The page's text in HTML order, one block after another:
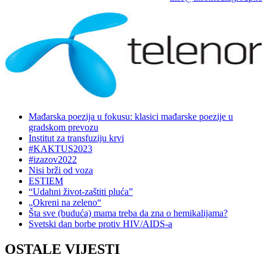
Mađarska poezija u fokusu: klasici mađarske poezije u
gradskom prevozu
Institut za transfuziju krvi
#KAKTUS2023
#izazov2022
Nisi brži od voza
ESTIEM
“Udahni život-zaštiti pluća”
„Okreni na zeleno“
Šta sve (buduća) mama treba da zna o hemikalijama?
Svetski dan borbe protiv HIV/AIDS-a
OSTALE VIJESTI